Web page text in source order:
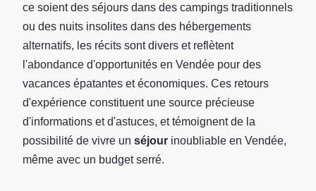
ce soient des séjours dans des campings traditionnels
ou des nuits insolites dans des hébergements
alternatifs, les récits sont divers et reflètent
l'abondance d'opportunités en Vendée pour des
vacances épatantes et économiques. Ces retours
d'expérience constituent une source précieuse
d'informations et d'astuces, et témoignent de la
possibilité de vivre un séjour inoubliable en Vendée,
même avec un budget serré.